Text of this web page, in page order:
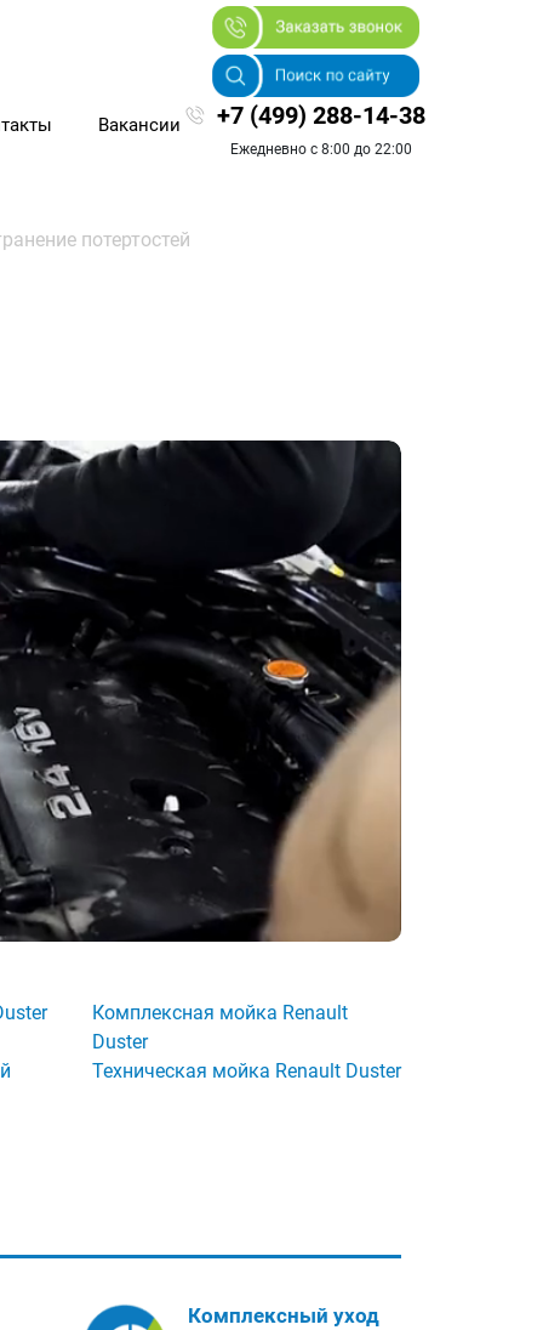
Вакансии +7 (499) 288-14-38
Ежедневно с 8:00 до 22:00
потертостей
Комплексная мойка Renault
Duster
Техническая мойка Renault Duster
Комплексный уход